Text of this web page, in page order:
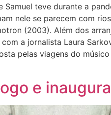
teve durante a
nele se parecem com
(2003). Além dos
a jornalista Laura
pelas viagens do
e